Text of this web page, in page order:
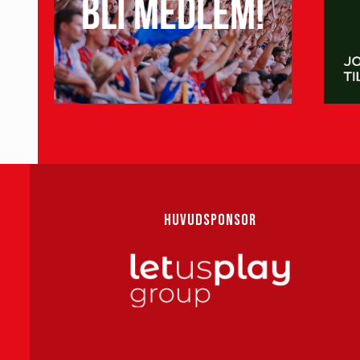
HUVUDSPONSOR